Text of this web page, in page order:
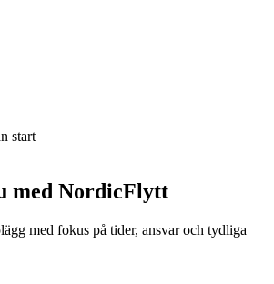
start
med NordicFlytt
med fokus på tider, ansvar och tydliga